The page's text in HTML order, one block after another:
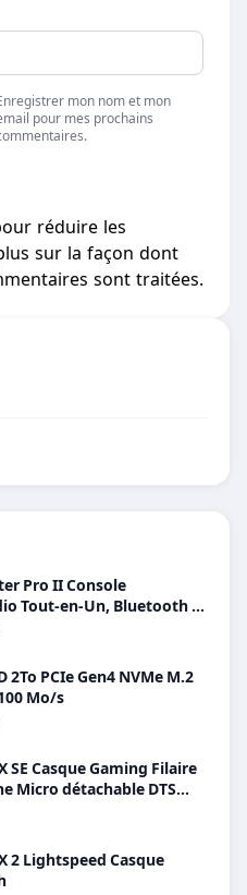
mon nom et mon
pour mes prochains
réduire les
sur la façon dont
sont traitées.
Pro II Console
Tout-en-Un, Bluetooth et
2To PCIe Gen4 NVMe M.2
Mo/s
SE Casque Gaming Filaire
Micro détachable DTS
2 Lightspeed Casque